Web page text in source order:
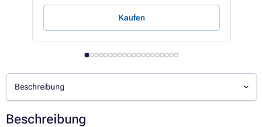
Kaufen
Beschreibung
Beschreibung